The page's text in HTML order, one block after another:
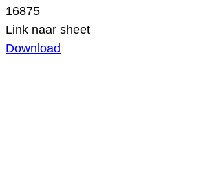
16875
Link naar sheet
Download